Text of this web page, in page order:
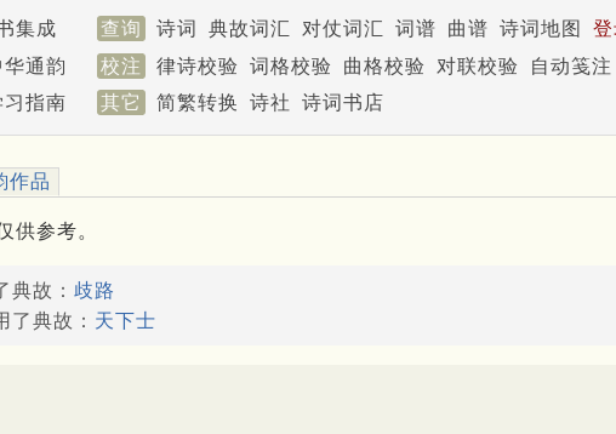
集成 查询 诗词 典故词汇 对仗词汇 词谱 曲谱 诗词地图
华通韵 校注 律诗校验 词格校验 曲格校验 对联校验
自动笺注
习指南 其它 简繁转换 诗社 诗词书店
作品
供参考。
故： 歧路
典故： 天下士